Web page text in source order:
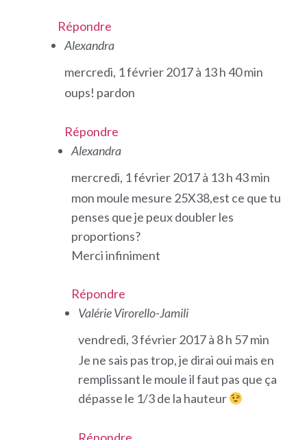
Répondre
Alexandra
mercredi, 1 février 2017 à 13 h 40 min
oups! pardon
Répondre
Alexandra
mercredi, 1 février 2017 à 13 h 43 min
mon moule mesure 25X38,est ce que tu
penses que je peux doubler les
proportions?
Merci infiniment
Répondre
Valérie Virorello-Jamili
vendredi, 3 février 2017 à 8 h 57 min
Je ne sais pas trop, je dirai oui mais en
remplissant le moule il faut pas que ça
dépasse le 1/3 de la hauteur